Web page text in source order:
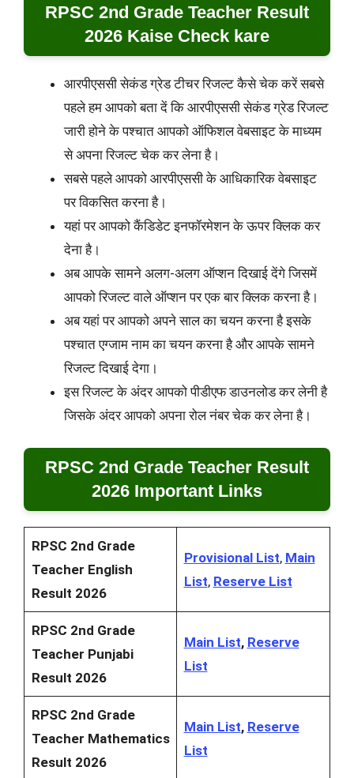
RPSC 2nd Grade Teacher Result
2026 Kaise Check kare
आरपीएससी सेकंड ग्रेड टीचर रिजल्ट कैसे चेक करें सबसे
पहले हम आपको बता दें कि आरपीएससी सेकंड ग्रेड रिजल्ट
जारी होने के पश्चात आपको ऑफिशल वेबसाइट के माध्यम
से अपना रिजल्ट चेक कर लेना है।
सबसे पहले आपको आरपीएससी के आधिकारिक वेबसाइट
पर विकसित करना है।
यहां पर आपको कैंडिडेट इनफॉरमेशन के ऊपर क्लिक कर
देना है।
अब आपके सामने अलग-अलग ऑप्शन दिखाई देंगे जिसमें
आपको रिजल्ट वाले ऑप्शन पर एक बार क्लिक करना है।
अब यहां पर आपको अपने साल का चयन करना है इसके
पश्चात एग्जाम नाम का चयन करना है और आपके सामने
रिजल्ट दिखाई देगा।
इस रिजल्ट के अंदर आपको पीडीएफ डाउनलोड कर लेनी है
जिसके अंदर आपको अपना रोल नंबर चेक कर लेना है।
RPSC 2nd Grade Teacher Result
2026 Important Links
RPSC 2nd Grade
Teacher English
Result 2026
Provisional List, Main
List, Reserve List
RPSC 2nd Grade
Teacher Punjabi
Result 2026
Main List, Reserve
List
RPSC 2nd Grade
Teacher Mathematics
Result 2026
Main List, Reserve
List